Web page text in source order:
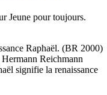
Jeune pour toujours.
Raphaël. (BR 2000)
Reichmann
signifie la renaissance